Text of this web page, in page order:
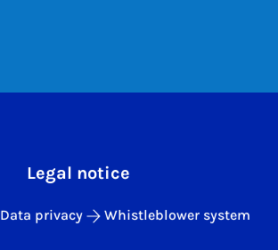
Legal notice
Data privacy Whistleblower system